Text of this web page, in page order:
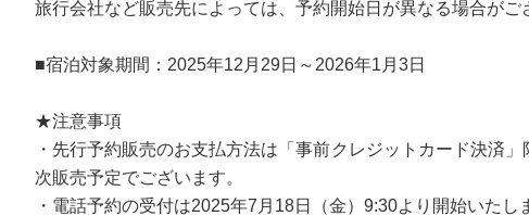
旅行会社など販売先によっては、予約開始日が異なる場合がご
■宿泊対象期間：2025年12月29日～2026年1月3日
★注意事項
・先行予約販売のお支払方法は「事前クレジットカード決済
次販売予定でございます。
・電話予約の受付は2025年7月18日（金）9:30より開始いたし